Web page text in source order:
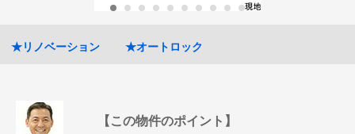
★リノベーション ★オートロック
【この物件のポイント】